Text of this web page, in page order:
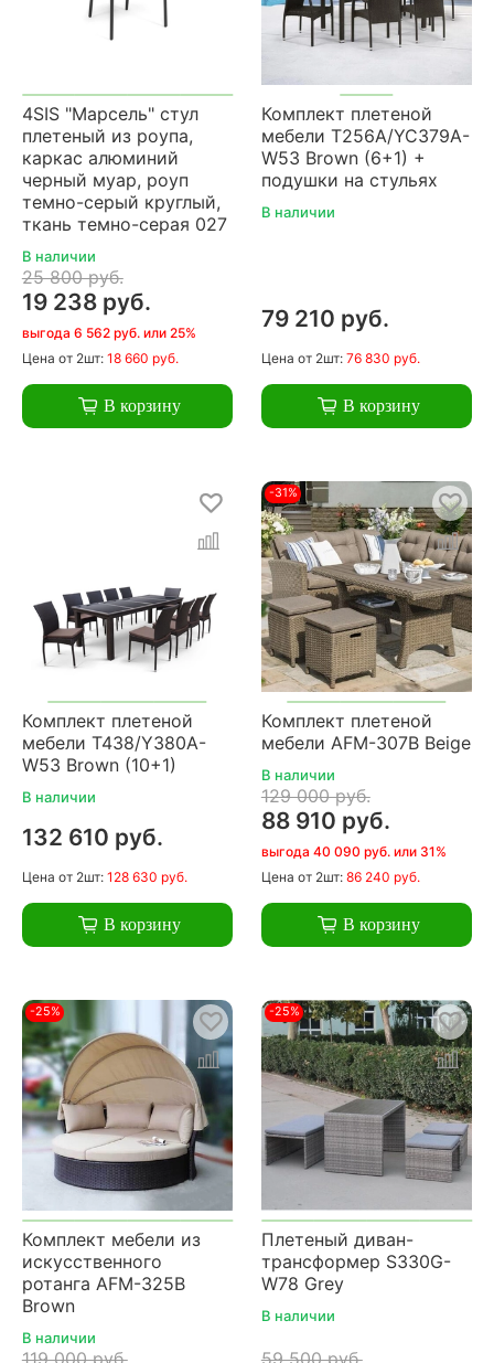
4SIS "Марсель" стул
плетеный из роупа,
каркас алюминий
черный муар, роуп
темно-серый круглый,
ткань темно-серая 027
В наличии
25 800 руб.
19 238 руб.
выгода 6 562 руб. или 25%
Цена от 2шт: 18 660 руб.
В корзину
Комплект плетеной
мебели T256A/YC379A-
W53 Brown (6+1) +
подушки на стульях
В наличии
79 210 руб.
Цена от 2шт: 76 830 руб.
В корзину
Комплект плетеной
мебели T438/Y380A-
W53 Brown (10+1)
В наличии
132 610 руб.
Цена от 2шт: 128 630 руб.
В корзину
-31%
Комплект плетеной
мебели AFM-307B Beige
В наличии
129 000 руб.
88 910 руб.
выгода 40 090 руб. или 31%
Цена от 2шт: 86 240 руб.
В корзину
-25%
Комплект мебели из
искусственного
ротанга AFM-325B
Brown
В наличии
119 000 руб.
-25%
Плетеный диван-
трансформер S330G-
W78 Grey
В наличии
59 500 руб.